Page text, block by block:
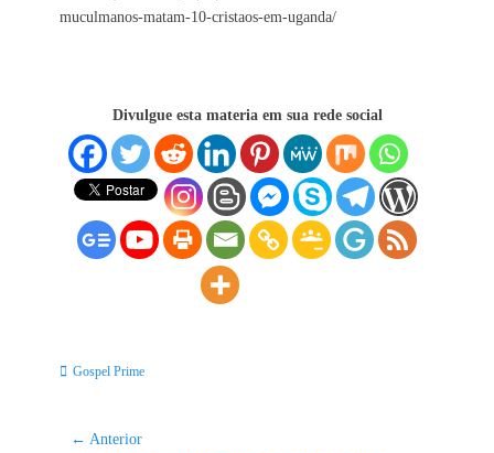
muculmanos-matam-10-cristaos-em-uganda/
Divulgue esta materia em sua rede social
Categorias:
Gospel Prime
Navegação
← Anterior